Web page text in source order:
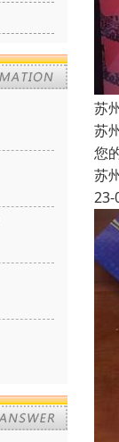
苏
苏
您
苏
23-